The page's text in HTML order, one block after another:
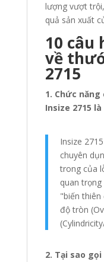
lượng vượt
quả sản xuất
10 câu
về
2715
1. Chức
Insize 2715 là
Insize
chuyên
trong của
quan
"biến
độ tròn
2. Tại sao